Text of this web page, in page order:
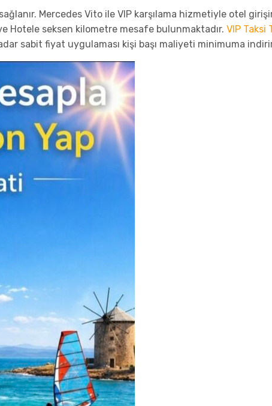
Mercedes Vito ile VIP karşılama hizmetiyle otel
Hotele seksen kilometre mesafe bulunmaktadır. VIP Taksi
sabit fiyat uygulaması kişi başı maliyeti minimuma